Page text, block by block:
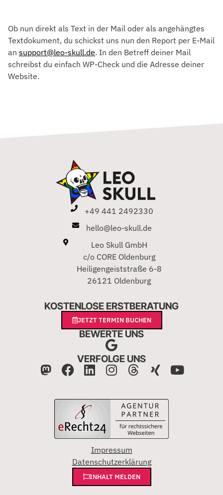
Ob nun direkt als Text in der Mail oder als angehängtes
Textdokument, du schickst uns nun den Report per E-Mail
an support@leo-skull.de. In den Betreff deiner Mail
schreibst du einfach WP-Check und die Adresse deiner
Website.
+49 441 2492330
hello@leo-skull.de
Leo Skull GmbH
c/o CORE Oldenburg
Heiligengeiststraße 6-8
26121 Oldenburg
KOSTENLOSE ERSTBERATUNG
JETZT TERMIN BUCHEN
BEWERTE UNS
VERFOLGE UNS
Impressum
Datenschutzerklärung
INHALT MELDEN